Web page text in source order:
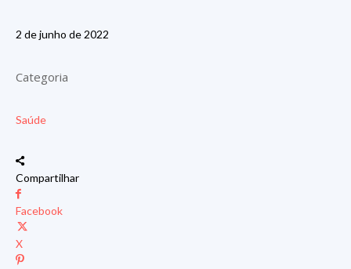
2 de junho de 2022
Categoria
Saúde
Compartilhar
Facebook
X